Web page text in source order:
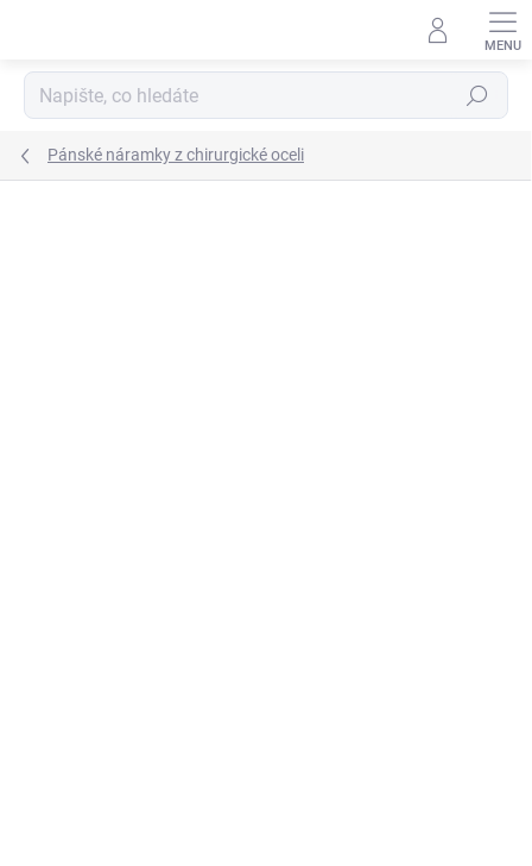
Hledat
Pánské náramky z chirurgické oceli